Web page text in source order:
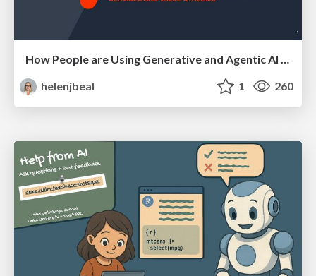
How People are Using Generative and Agentic AI to Supercharge Their Products, Projects, Services and Value Streams Today
helenjbeal
1 260